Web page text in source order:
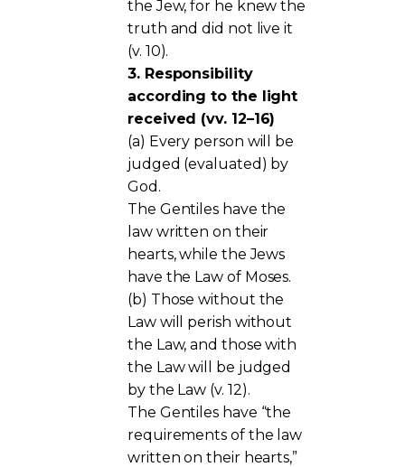
the Jew, for he knew the
truth and did not live it
(v. 10).
3. Responsibility
according to the light
received (vv. 12–16)
(a) Every person will be
judged (evaluated) by
God.
The Gentiles have the
law written on their
hearts, while the Jews
have the Law of Moses.
(b) Those without the
Law will perish without
the Law, and those with
the Law will be judged
by the Law (v. 12).
The Gentiles have “the
requirements of the law
written on their hearts,”